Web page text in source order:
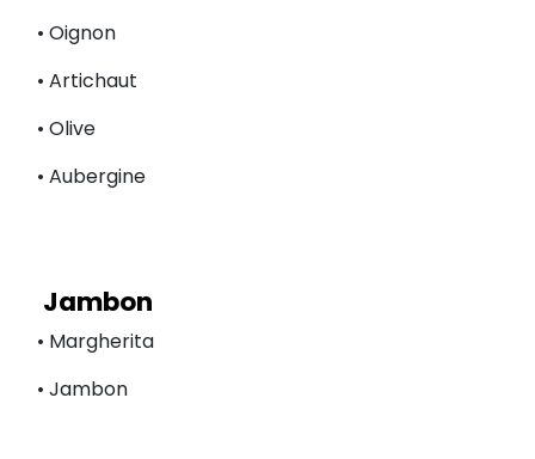
• Oignon
• Artichaut
• Olive
• Aubergine
Jambon
• Margherita
• Jambon